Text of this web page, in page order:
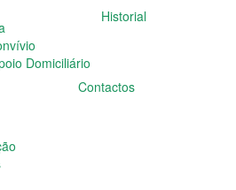
Domiciliário
Historial
Contactos